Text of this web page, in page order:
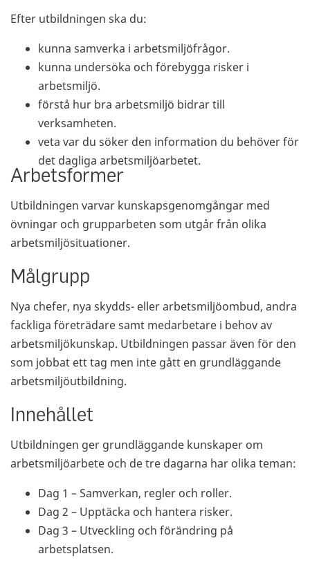
Efter utbildningen ska du:
kunna samverka i arbetsmiljöfrågor.
kunna undersöka och förebygga risker i
arbetsmiljö.
förstå hur bra arbetsmiljö bidrar till
verksamheten.
veta var du söker den information du behöver för
det dagliga arbetsmiljöarbetet.
Arbetsformer
Utbildningen varvar kunskapsgenomgångar med
övningar och grupparbeten som utgår från olika
arbetsmiljösituationer.
Målgrupp
Nya chefer, nya skydds- eller arbetsmiljöombud, andra
fackliga företrädare samt medarbetare i behov av
arbetsmiljökunskap. Utbildningen passar även för den
som jobbat ett tag men inte gått en grundläggande
arbetsmiljöutbildning.
Innehållet
Utbildningen ger grundläggande kunskaper om
arbetsmiljöarbete och de tre dagarna har olika teman:
Dag 1 – Samverkan, regler och roller.
Dag 2 – Upptäcka och hantera risker.
Dag 3 – Utveckling och förändring på
arbetsplatsen.